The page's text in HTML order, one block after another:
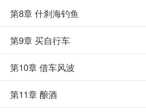
第8章 什刹海钓鱼
第9章 买自行车
第10章 借车风波
第11章 酿酒